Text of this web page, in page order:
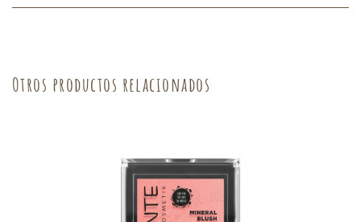
Otros productos relacionados